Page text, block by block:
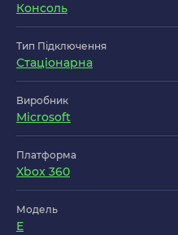
Консоль
Тип Підключення
Стаціонарна
Виробник
Microsoft
Платформа
Xbox 360
Модель
E